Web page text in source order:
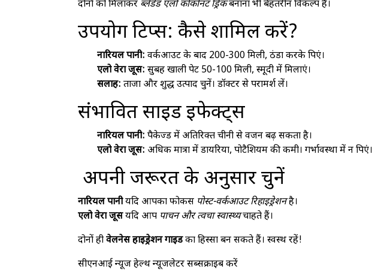
दोनों को मिलाकर ब्लेंडेड एलो कोकोनट ड्रिंकबनाना भी बेहतरीन विकल्प है।
उपयोग टिप्स: कैसे शामिल करें?
नारियल पानी: वर्कआउट के बाद 200-300 मिली, ठंडा करके पिएं।
एलो वेरा जूस: सुबह खाली पेट 50-100 मिली, स्मूदी में मिलाएं।
सलाह: ताजा और शुद्ध उत्पाद चुनें। डॉक्टर से परामर्श लें।
संभावित साइड इफेक्ट्स
नारियल पानी: पैकेज्ड में अतिरिक्त चीनी से वजन बढ़ सकता है।
एलो वेरा जूस: अधिक मात्रा में डायरिया, पोटैशियम की कमी। गर्भावस्था में न पिएं।
अपनी जरूरत के अनुसार चुनें
नारियल पानीयदि आपका फोकस पोस्ट-वर्कआउट रिहाइड्रेशनहै।
एलो वेरा जूसयदि आप पाचन और त्वचा स्वास्थ्यचाहते हैं।
दोनों हीवेलनेस हाइड्रेशन गाइडका हिस्सा बन सकते हैं। स्वस्थ रहें!
सीएनआई न्यूज हेल्थ न्यूजलेटर सब्सक्राइब करें